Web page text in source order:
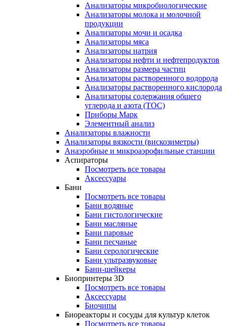
Анализаторы микробиологические
Анализаторы молока и молочной
продукции
Анализаторы мочи и осадка
Анализаторы мяса
Анализаторы натрия
Анализаторы нефти и нефтепродуктов
Анализаторы размера частиц
Анализаторы растворенного водорода
Анализаторы растворенного кислорода
Анализаторы содержания общего
углерода и азота (ТОС)
Приборы Марк
Элементный анализ
Анализаторы влажности
Анализаторы вязкости (вискозиметры)
Анаэробные и микроаэрофильные станции
Аспираторы
Посмотреть все товары
Аксессуары
Бани
Посмотреть все товары
Бани водяные
Бани гистологические
Бани масляные
Бани паровые
Бани песчаные
Бани серологические
Бани ультразвуковые
Бани-шейкеры
Биопринтеры 3D
Посмотреть все товары
Аксессуары
Биочипы
Биореакторы и сосуды для культур клеток
Посмотреть все товары